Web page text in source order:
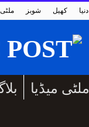
ملٹی شوبز کھیل دنیا
ملٹی میڈیا